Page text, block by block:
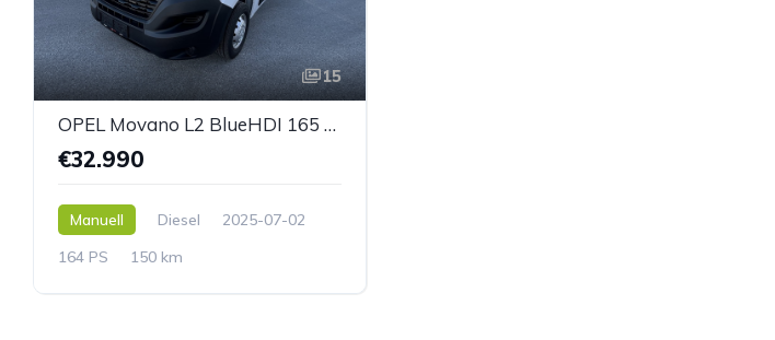
15
OPEL Movano L2 BlueHDI 165 S&S 3,5t+ *Pritsche*
€32.990
Manuell Diesel
2025-07-02
164 PS
150 km